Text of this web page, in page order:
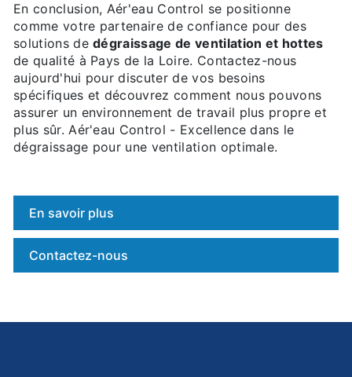
En conclusion, Aér'eau Control se positionne
comme votre partenaire de confiance pour des
solutions dedégraissage de ventilation et hottes
de qualité à Pays de la Loire. Contactez-nous
aujourd'hui pour discuter de vos besoins
spécifiques et découvrez comment nous pouvons
assurer un environnement de travail plus propre et
plus sûr. Aér'eau Control - Excellence dans le
dégraissage pour une ventilation optimale.
En savoir plus
Contactez-nous